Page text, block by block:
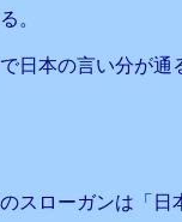
。
日本の言い分が通
スローガンは「日